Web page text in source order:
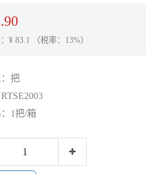
¥ 83.1 （税率：13%）
把
RTSE2003
1把/箱